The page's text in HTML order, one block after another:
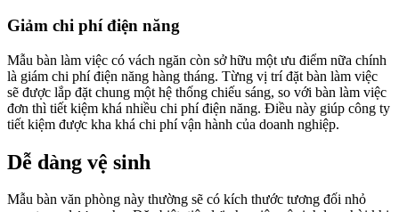
Giảm chi phí điện năng
Mẫu bàn làm việc có vách ngăn còn sở hữu một ưu điểm nữa chính
là giám chi phí điện năng hàng tháng. Từng vị trí đặt bàn làm việc
sẽ được lắp đặt chung một hệ thống chiếu sáng, so với bàn làm việc
đơn thì tiết kiệm khá nhiều chi phí điện năng. Điều này giúp công ty
tiết kiệm được kha khá chi phí vận hành của doanh nghiệp.
Dễ dàng vệ sinh
Mẫu bàn văn phòng này thường sẽ có kích thước tương đối nhỏ